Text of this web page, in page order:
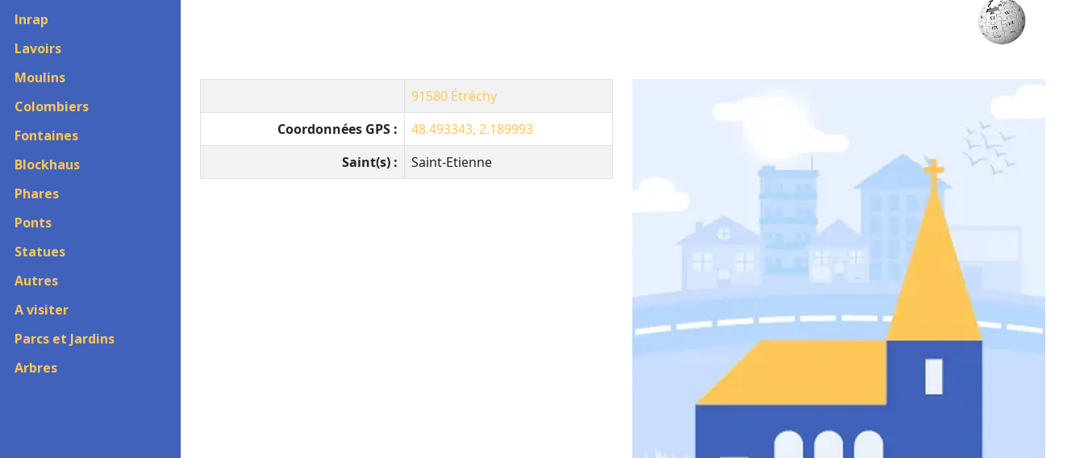
Inrap
Lavoirs
Moulins
Colombiers
Fontaines
Blockhaus
Phares
Ponts
Statues
Autres
A visiter
Parcs et Jardins
Arbres
91580 Étréchy
Coordonnées GPS :
48.493343, 2.189993
Saint(s) :
Saint-Etienne